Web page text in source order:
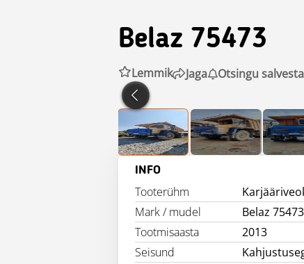
Belaz 75473
Lemmik Jaga Otsingu
INFO
Tooterühm
Mark / mudel
Belaz 75473
Tootmisaasta
2013
Seisund